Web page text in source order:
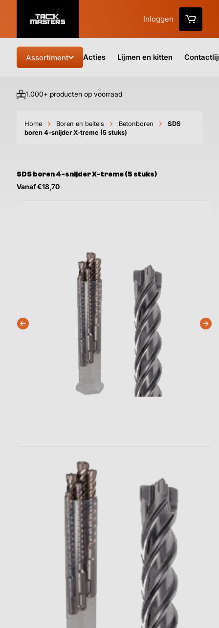
Inloggen
Assortiment Acties Lijmen en kitten
1.000+ producten op voorraad
Home Boren en beitels Betonboren
SDS
boren 4-snijder X-treme (5 stuks)
SDS boren 4-snijder X-treme (5 stuks)
Vanaf €18,70